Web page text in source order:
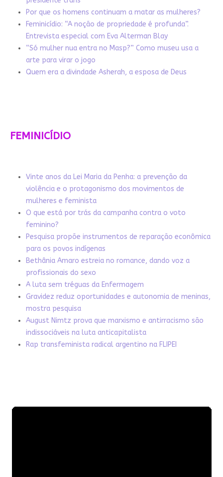
Por que os homens continuam a matar as mulheres?
Feminicídio: “A noção de propriedade é profunda”.
Entrevista especial com Eva Alterman Blay
“Só mulher nua entra no Masp?” Como museu usa a
arte para virar o jogo
Quem era a divindade Asherah, a esposa de Deus
FEMINICÍDIO
Vinte anos da Lei Maria da Penha: a prevenção da
violência e o protagonismo dos movimentos de
mulheres e feminista
O que está por trás da campanha contra o voto
feminino?
Pesquisa propõe instrumentos de reparação econômica
para os povos indígenas
Bethânia Amaro estreia no romance, dando voz a
profissionais do sexo
A luta sem tréguas da Enfermagem
Gravidez reduz oportunidades e autonomia de meninas,
mostra pesquisa
August Nimtz prova que marxismo e antirracismo são
indissociáveis na luta anticapitalista
Rap transfeminista radical argentino na FLIPEI